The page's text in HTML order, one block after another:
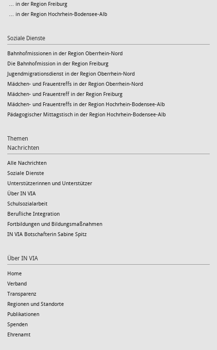
… in der Region Freiburg
… in der Region Hochrhein-Bodensee-Alb
Soziale Dienste
Bahnhofmissionen in der Region Oberrhein-Nord
Die Bahnhofmission in der Region Freiburg
Jugendmigrationsdienst in der Region Oberrhein-Nord
Mädchen- und Frauentreffs in der Region Oberrhein-Nord
Mädchen- und Frauentreff in der Region Freiburg
Mädchen- und Frauentreffs in der Region Hochrhein-Bodensee-Alb
Pädagogischer Mittagstisch in der Region Hochrhein-Bodensee-Alb
Themen
Nachrichten
Alle Nachrichten
Soziale Dienste
Unterstützerinnen und Unterstützer
Über IN VIA
Schulsozialarbeit
Berufliche Integration
Fortbildungen und Bildungsmaßnahmen
IN VIA Botschafterin Sabine Spitz
Über IN VIA
Home
Verband
Transparenz
Regionen und Standorte
Publikationen
Spenden
Ehrenamt